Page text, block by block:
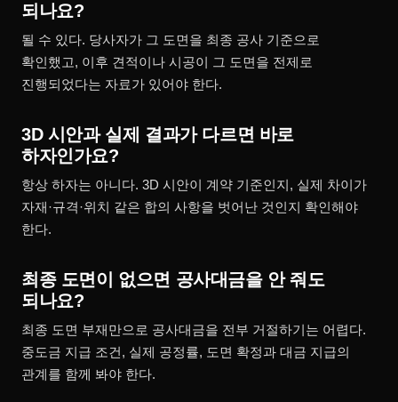
되나요?
될 수 있다. 당사자가 그 도면을 최종 공사 기준으로
확인했고, 이후 견적이나 시공이 그 도면을 전제로
진행되었다는 자료가 있어야 한다.
3D 시안과 실제 결과가 다르면 바로
하자인가요?
항상 하자는 아니다. 3D 시안이 계약 기준인지, 실제 차이가
자재·규격·위치 같은 합의 사항을 벗어난 것인지 확인해야
한다.
최종 도면이 없으면 공사대금을 안 줘도
되나요?
최종 도면 부재만으로 공사대금을 전부 거절하기는 어렵다.
중도금 지급 조건, 실제 공정률, 도면 확정과 대금 지급의
관계를 함께 봐야 한다.